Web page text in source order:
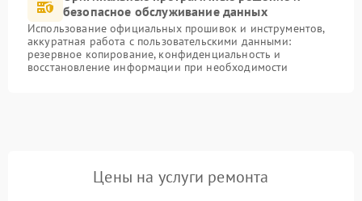
безопасное обслуживание данных
Использование официальных прошивок и инструментов,
аккуратная работа с пользовательскими данными:
резервное копирование, конфиденциальность и
восстановление информации при необходимости
Цены на услуги ремонта